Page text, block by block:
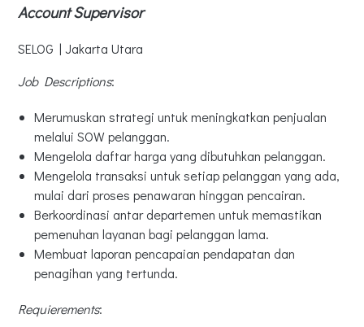
Account Supervisor
SELOG | Jakarta Utara
Job Descriptions:
Merumuskan strategi untuk meningkatkan penjualan
melalui SOW pelanggan.
Mengelola daftar harga yang dibutuhkan pelanggan.
Mengelola transaksi untuk setiap pelanggan yang ada,
mulai dari proses penawaran hinggan pencairan.
Berkoordinasi antar departemen untuk memastikan
pemenuhan layanan bagi pelanggan lama.
Membuat laporan pencapaian pendapatan dan
penagihan yang tertunda.
Requierements: